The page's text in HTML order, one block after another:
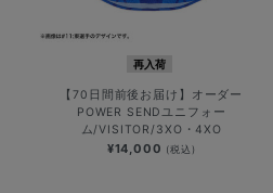
再入荷
【70日間前後お届け】オーダー
POWER SENDユニフォー
ム/VISITOR/3XO・4XO
¥14,000 (税込)